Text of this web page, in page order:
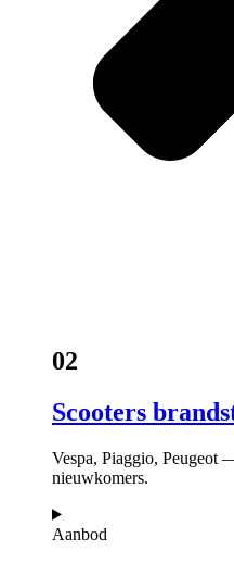
02
Scooters
Vespa, Piaggio, Peugeot
nieuwkomers.
Aanbod